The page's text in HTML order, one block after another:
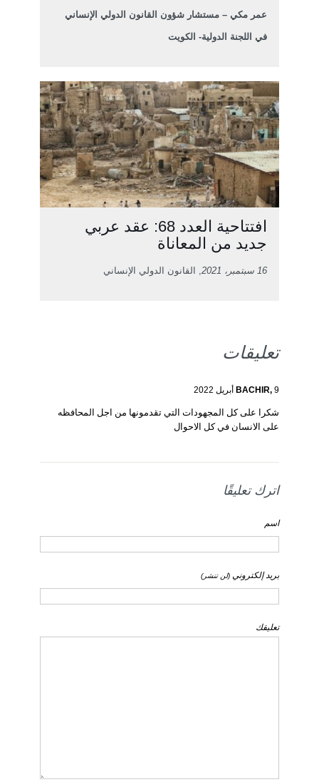
عمر مكي – مستشار شؤون القانون الدولي الإنساني
في اللجنة الدولية- الكويت
افتتاحية العدد 68: عقد عربي
جديد من المعاناة
16 سبتمبر، 2021 , القانون الدولي الإنساني
تعليقات
BACHIR, 9 أبريل 2022
شكرا على كل المجهودات التي تقدمونها من اجل المحافظه
على الانسان في كل الاحوال
اترك تعليقًا
اسم
بريد إلكتروني (لن تنشر)
تعليقك